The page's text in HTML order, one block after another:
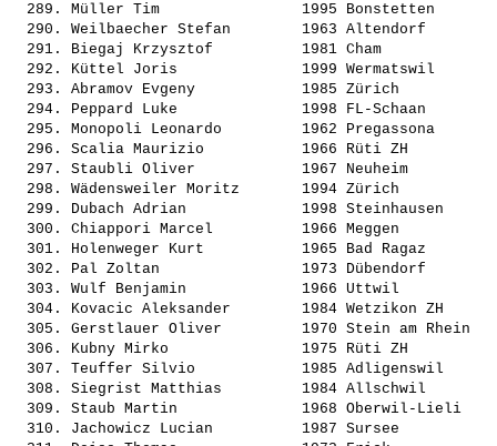
  289.
Müller Tim
1995 Bonstetten
  290.
Weilbaecher Stefan
1963 Altendorf
  291.
Biegaj Krzysztof
1981 Cham
  292.
Küttel Joris
1999
  293.
Abramov Evgeny
1985 Zürich
  294.
Peppard Luke
1998 FL-Schaan
  295.
Monopoli Leonardo
1962 Pregassona
  296.
Scalia Maurizio
1966 Rüti ZH
  297.
Staubli Oliver
1967 Neuheim
  298.
Wädensweiler Moritz
1994 Zürich
  299.
Dubach Adrian
1998
  300.
Chiappori Marcel
1966 Meggen
  301.
Holenweger Kurt
1965 Bad Ragaz
  302.
Pal Zoltan
1973 Dübendorf
  303.
Wulf Benjamin
1966 Uttwil
  304.
Kovacic Aleksander
1984 Wetzikon
  305.
Gerstlauer Oliver
1970 Stein am
  306.
Kubny Mirko
1975 Rüti ZH
  307.
Teuffer Silvio
1985
  308.
Siegrist Matthias
1984 Allschwil
  309.
Staub Martin
1968 Oberwil-
  310.
Jachowicz Lucian
1987 Sursee